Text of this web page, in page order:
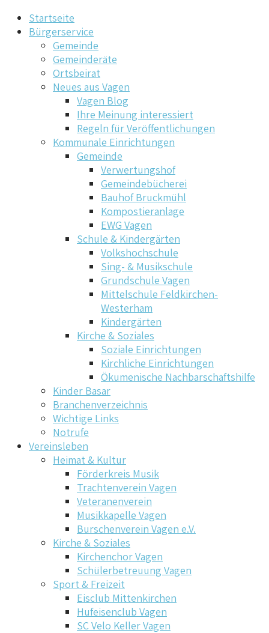
Startseite
Bürgerservice
Gemeinde
Gemeinderäte
Ortsbeirat
Neues aus Vagen
Vagen Blog
Ihre Meinung interessiert
Regeln für Veröffentlichungen
Kommunale Einrichtungen
Gemeinde
Verwertungshof
Gemeindebücherei
Bauhof Bruckmühl
Kompostieranlage
EWG Vagen
Schule & Kindergärten
Volkshochschule
Sing- & Musikschule
Grundschule Vagen
Mittelschule Feldkirchen-
Westerham
Kindergärten
Kirche & Soziales
Soziale Einrichtungen
Kirchliche Einrichtungen
Ökumenische Nachbarschaftshilfe
Kinder Basar
Branchenverzeichnis
Wichtige Links
Notrufe
Vereinsleben
Heimat & Kultur
Förderkreis Musik
Trachtenverein Vagen
Veteranenverein
Musikkapelle Vagen
Burschenverein Vagen e.V.
Kirche & Soziales
Kirchenchor Vagen
Schülerbetreuung Vagen
Sport & Freizeit
Eisclub Mittenkirchen
Hufeisenclub Vagen
SC Velo Keller Vagen